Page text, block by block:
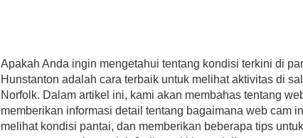
Apakah Anda ingin mengetahui tentang kondisi terkini di
Hunstanton adalah cara terbaik untuk melihat aktivitas di
Norfolk. Dalam artikel ini, kami akan membahas tentang
memberikan informasi detail tentang bagaimana web cam
melihat kondisi pantai, dan memberikan beberapa tips